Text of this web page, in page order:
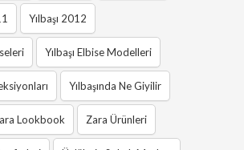
Yılbaşı 2012
Yılbaşı Elbise Modelleri
Yılbaşında Ne Giyilir
Lookbook Zara Ürünleri